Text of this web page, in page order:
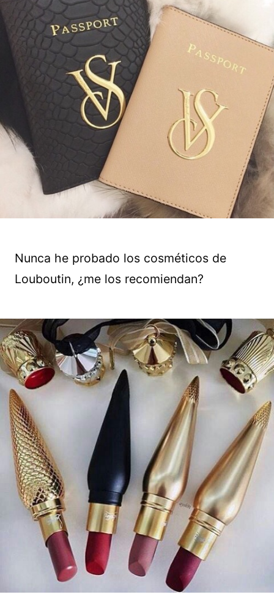
Nunca he probado los cosméticos de
Louboutin, ¿me los recomiendan?